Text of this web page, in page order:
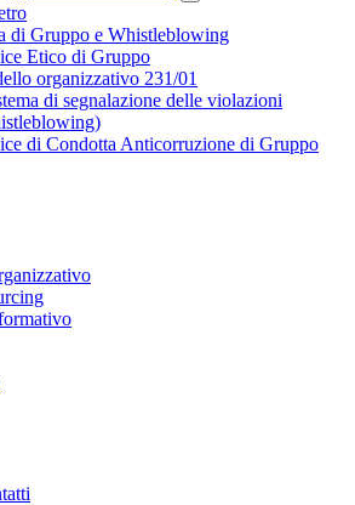
di Gruppo e Whistleblowing
Etico di Gruppo
organizzativo 231/01
di segnalazione delle violazioni
di Condotta Anticorruzione di Gruppo